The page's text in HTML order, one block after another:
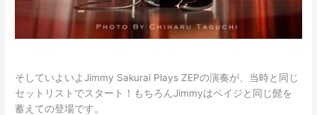
そしていよいよJimmy Sakurai Plays ZEPの演奏が、当時と同じ
セットリストでスタート！もちろんJimmyはペイジと同じ髭を
蓄えての登場です。